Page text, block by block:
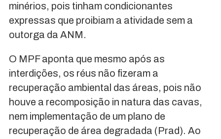
minérios, pois tinham condicionantes
expressas que proibiam a atividade sem a
outorga da ANM.
O MPF aponta que mesmo após as
interdições, os réus não fizeram a
recuperação ambiental das áreas, pois não
houve a recomposição in natura das cavas,
nem implementação de um plano de
recuperação de área degradada (Prad). Ao